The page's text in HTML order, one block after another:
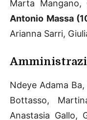
Marta Mangano,
Antonio Massa
Arianna Sarri,
Ndeye Adama
Bottasso,
Anastasia Gallo,